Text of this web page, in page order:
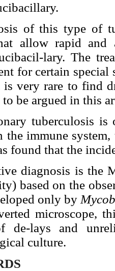
of this type of
allow rapid and
lary. The
for certain special
very rare to find
to be argued in this
tuberculosis is
the immune
found that the
diagnosis is the
based on the
only by
microscope,
de-lays and
culture.